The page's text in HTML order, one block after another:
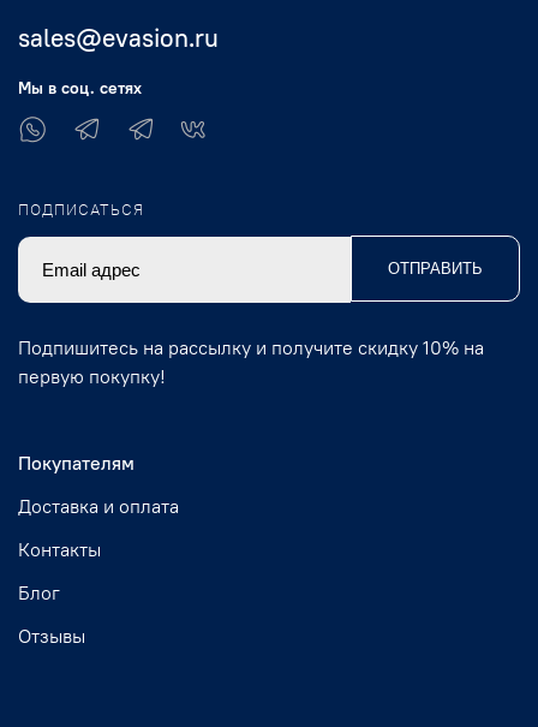
Покупателям
Доставка и оплата
Контакты
Блог
Отзывы
sales@evasion.ru
Мы в соц. сетях
ПОДПИСАТЬСЯ
ОТПРАВИТЬ
Подпишитесь на рассылку и получите скидку 10% на
первую покупку!